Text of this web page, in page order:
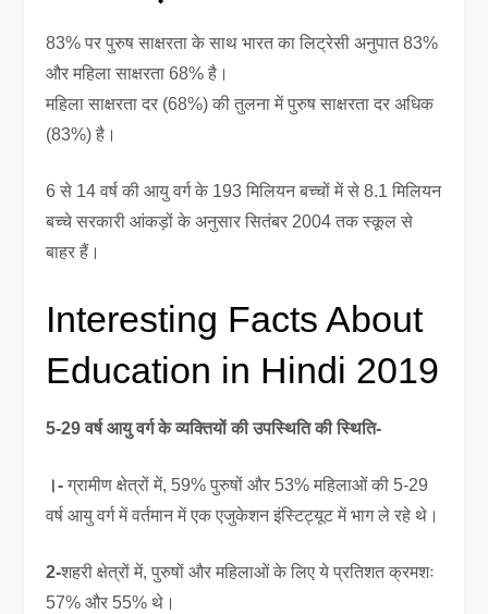
83% पर पुरुष साक्षरता के साथ भारत का लिट्रेसी अनुपात 83%
और महिला साक्षरता 68% है।
महिला साक्षरता दर (68%) की तुलना में पुरुष साक्षरता दर अधिक
(83%) है।
6 से 14 वर्ष की आयु वर्ग के 193 मिलियन बच्चों में से 8.1 मिलियन
बच्चे सरकारी आंकड़ों के अनुसार सितंबर 2004 तक स्कूल से
बाहर हैं।
Interesting Facts About
Education in Hindi 2019
5-29 वर्ष आयु वर्ग के व्यक्तियों की उपस्थिति की स्थिति-
।- ग्रामीण क्षेत्रों में, 59% पुरुषों और 53% महिलाओं की 5-29
वर्ष आयु वर्ग में वर्तमान में एक एजुकेशन इंस्टिट्यूट में भाग ले रहे थे।
2-शहरी क्षेत्रों में, पुरुषों और महिलाओं के लिए ये प्रतिशत क्रमशः
57% और 55% थे।